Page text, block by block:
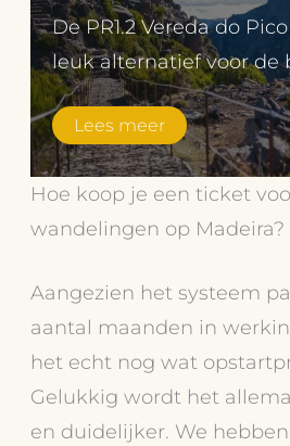
De PR1.2 Vereda do
leuk alternatief voor de
Lees meer
Hoe koop je een ticket
wandelingen op Madeira?
Aangezien het systeem
aantal maanden in
het echt nog wat
Gelukkig wordt het
en duidelijker. We